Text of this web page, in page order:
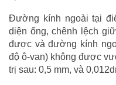
Đường kính ngoài tại
diện ống, chênh lệch
được và đường kính
độ ô-van) không được
trị sau: 0,5 mm, và